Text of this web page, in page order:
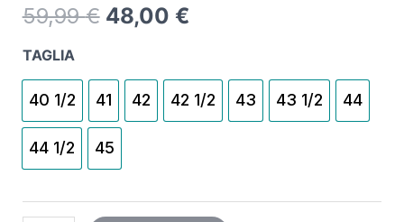
59,99€ 48,00 €
TAGLIA
40 1/2 41 42 42 1/2 43 43 1/2 44
44 1/2 45